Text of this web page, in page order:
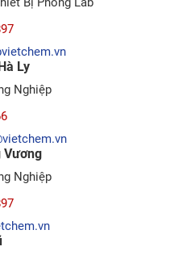
Ly
Nghiệp
Vương
Nghiệp